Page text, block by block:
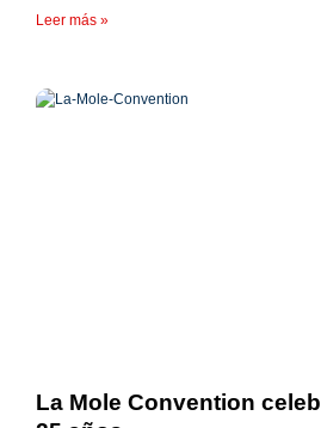
Leer más »
La Mole Convention